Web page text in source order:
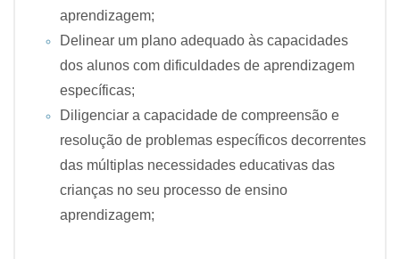
aprendizagem;
Delinear um plano adequado às capacidades
dos alunos com dificuldades de aprendizagem
específicas;
Diligenciar a capacidade de compreensão e
resolução de problemas específicos decorrentes
das múltiplas necessidades educativas das
crianças no seu processo de ensino
aprendizagem;